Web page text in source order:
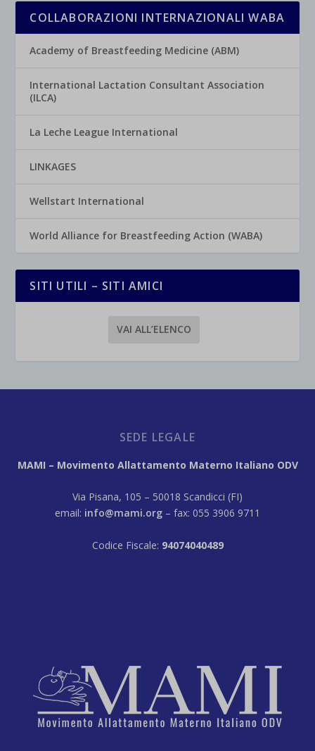
COLLABORAZIONI INTERNAZIONALI WABA
Academy of Breastfeeding Medicine (ABM)
International Lactation Consultant Association
(ILCA)
La Leche League International
LINKAGES
Wellstart International
World Alliance for Breastfeeding Action (WABA)
SITI UTILI – SITI AMICI
VAI ALL’ELENCO
SEDE LEGALE
MAMI – Movimento Allattamento Materno Italiano ODV
Via Pisana, 105 – 50018 Scandicci (FI)
email: info@mami.org – fax: 055 3906 9711
Codice Fiscale: 94074040489